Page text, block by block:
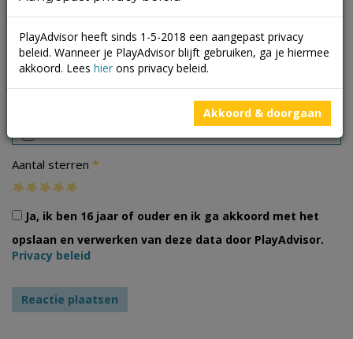
Aantal sterren *
Ja, ik ben 16 jaar of ouder en ik ga akkoord met het
opslaan en verwerken van deze data door PlayAdvisor.
Privacy beleid
PlayAdvisor heeft sinds 1-5-2018 een aangepast privacy
beleid. Wanneer je PlayAdvisor blijft gebruiken, ga je hiermee
akkoord. Lees hier ons privacy beleid.
Akkoord & doorgaan